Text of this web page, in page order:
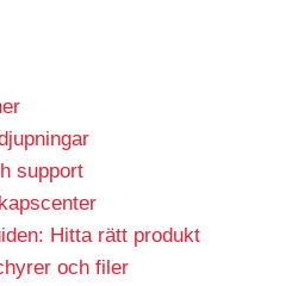
support
Hitta rätt produkt
och filer